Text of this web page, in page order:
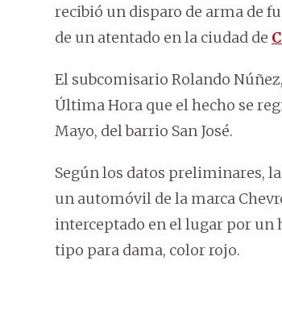
recibió un disparo de arma de
de un atentado en la ciudad de
El subcomisario Rolando
Última Hora que el hecho se
Mayo, del barrio San José.
Según los datos preliminares,
un automóvil de la marca
interceptado en el lugar por un
tipo para dama, color rojo.